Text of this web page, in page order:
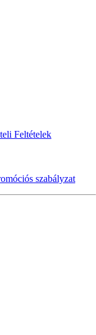
Feltételek
szabályzat